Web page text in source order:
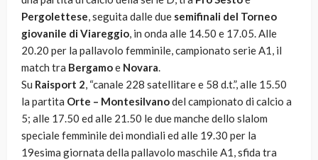
Pergolettese, seguita dalle due semifinali del Torneo
giovanile di Viareggio, in onda alle 14.50 e 17.05. Alle
20.20 per la pallavolo femminile, campionato serie A1, il
match tra Bergamoe Novara.
Su Raisport 2, “canale 228 satellitare e 58 d.t.”, alle 15.50
la partita Orte – Montesilvanodel campionato di calcio a
5; alle 17.50 ed alle 21.50 le due manche dello slalom
speciale femminile dei mondiali ed alle 19.30 per la
19esima giornata della pallavolo maschile A1, sfida tra